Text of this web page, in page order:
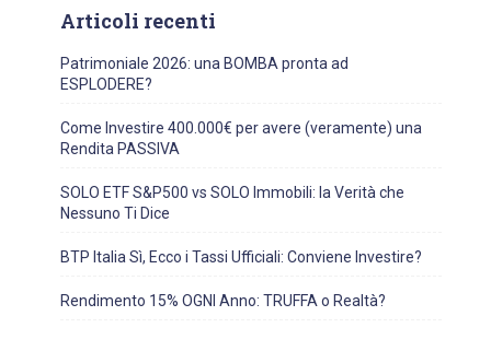
Articoli recenti
Patrimoniale 2026: una BOMBA pronta ad
ESPLODERE?
Come Investire 400.000€ per avere (veramente) una
Rendita PASSIVA
SOLO ETF S&P500 vs SOLO Immobili: la Verità che
Nessuno Ti Dice
BTP Italia Sì, Ecco i Tassi Ufficiali: Conviene Investire?
Rendimento 15% OGNI Anno: TRUFFA o Realtà?